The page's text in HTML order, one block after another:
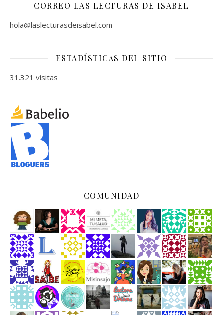
CORREO LAS LECTURAS DE ISABEL
hola@laslecturasdeisabel.com
ESTADÍSTICAS DEL SITIO
31.321 visitas
COMUNIDAD